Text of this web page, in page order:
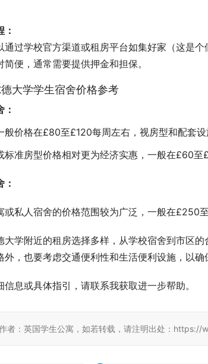
通过学校官方渠道或租房平台如集好家（这是
简便，通常需要提供押金和担保。
大学学生宿舍价格参考
般价格在£80至£120每周左右，视房型和配套设
标准房型价格相对更为经济实惠，一般在£60至
或私人宿舍的价格范围较为广泛，一般在£250
大学附近的租房选择多样，从学校宿舍到市区
外，也要考虑交通便利性和生活便利设施，以确
信息或具体指引，请联系我获取进一步帮助。
者：英国学生公寓，如若转载，请注明出处：